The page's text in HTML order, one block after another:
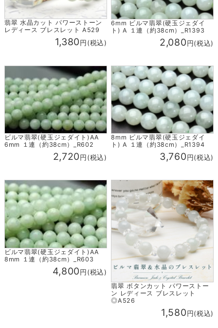
翡翠 水晶カット パワーストーン
レディース ブレスレット A529
1,380円(税込)
6mm ビルマ翡翠(硬玉ジェダイ
ト) A １連（約38cm）_R1393
2,080円(税込)
ビルマ翡翠(硬玉ジェダイト)AA
6mm １連（約38cm）_R602
2,720円(税込)
8mm ビルマ翡翠(硬玉ジェダイ
ト) A １連（約38cm）_R1394
3,760円(税込)
ビルマ翡翠(硬玉ジェダイト)AA
8mm １連（約38cm）_R603
4,800円(税込)
翡翠 ボタンカット パワーストー
ン レディース ブレスレット
◎A526
1,580円(税込)